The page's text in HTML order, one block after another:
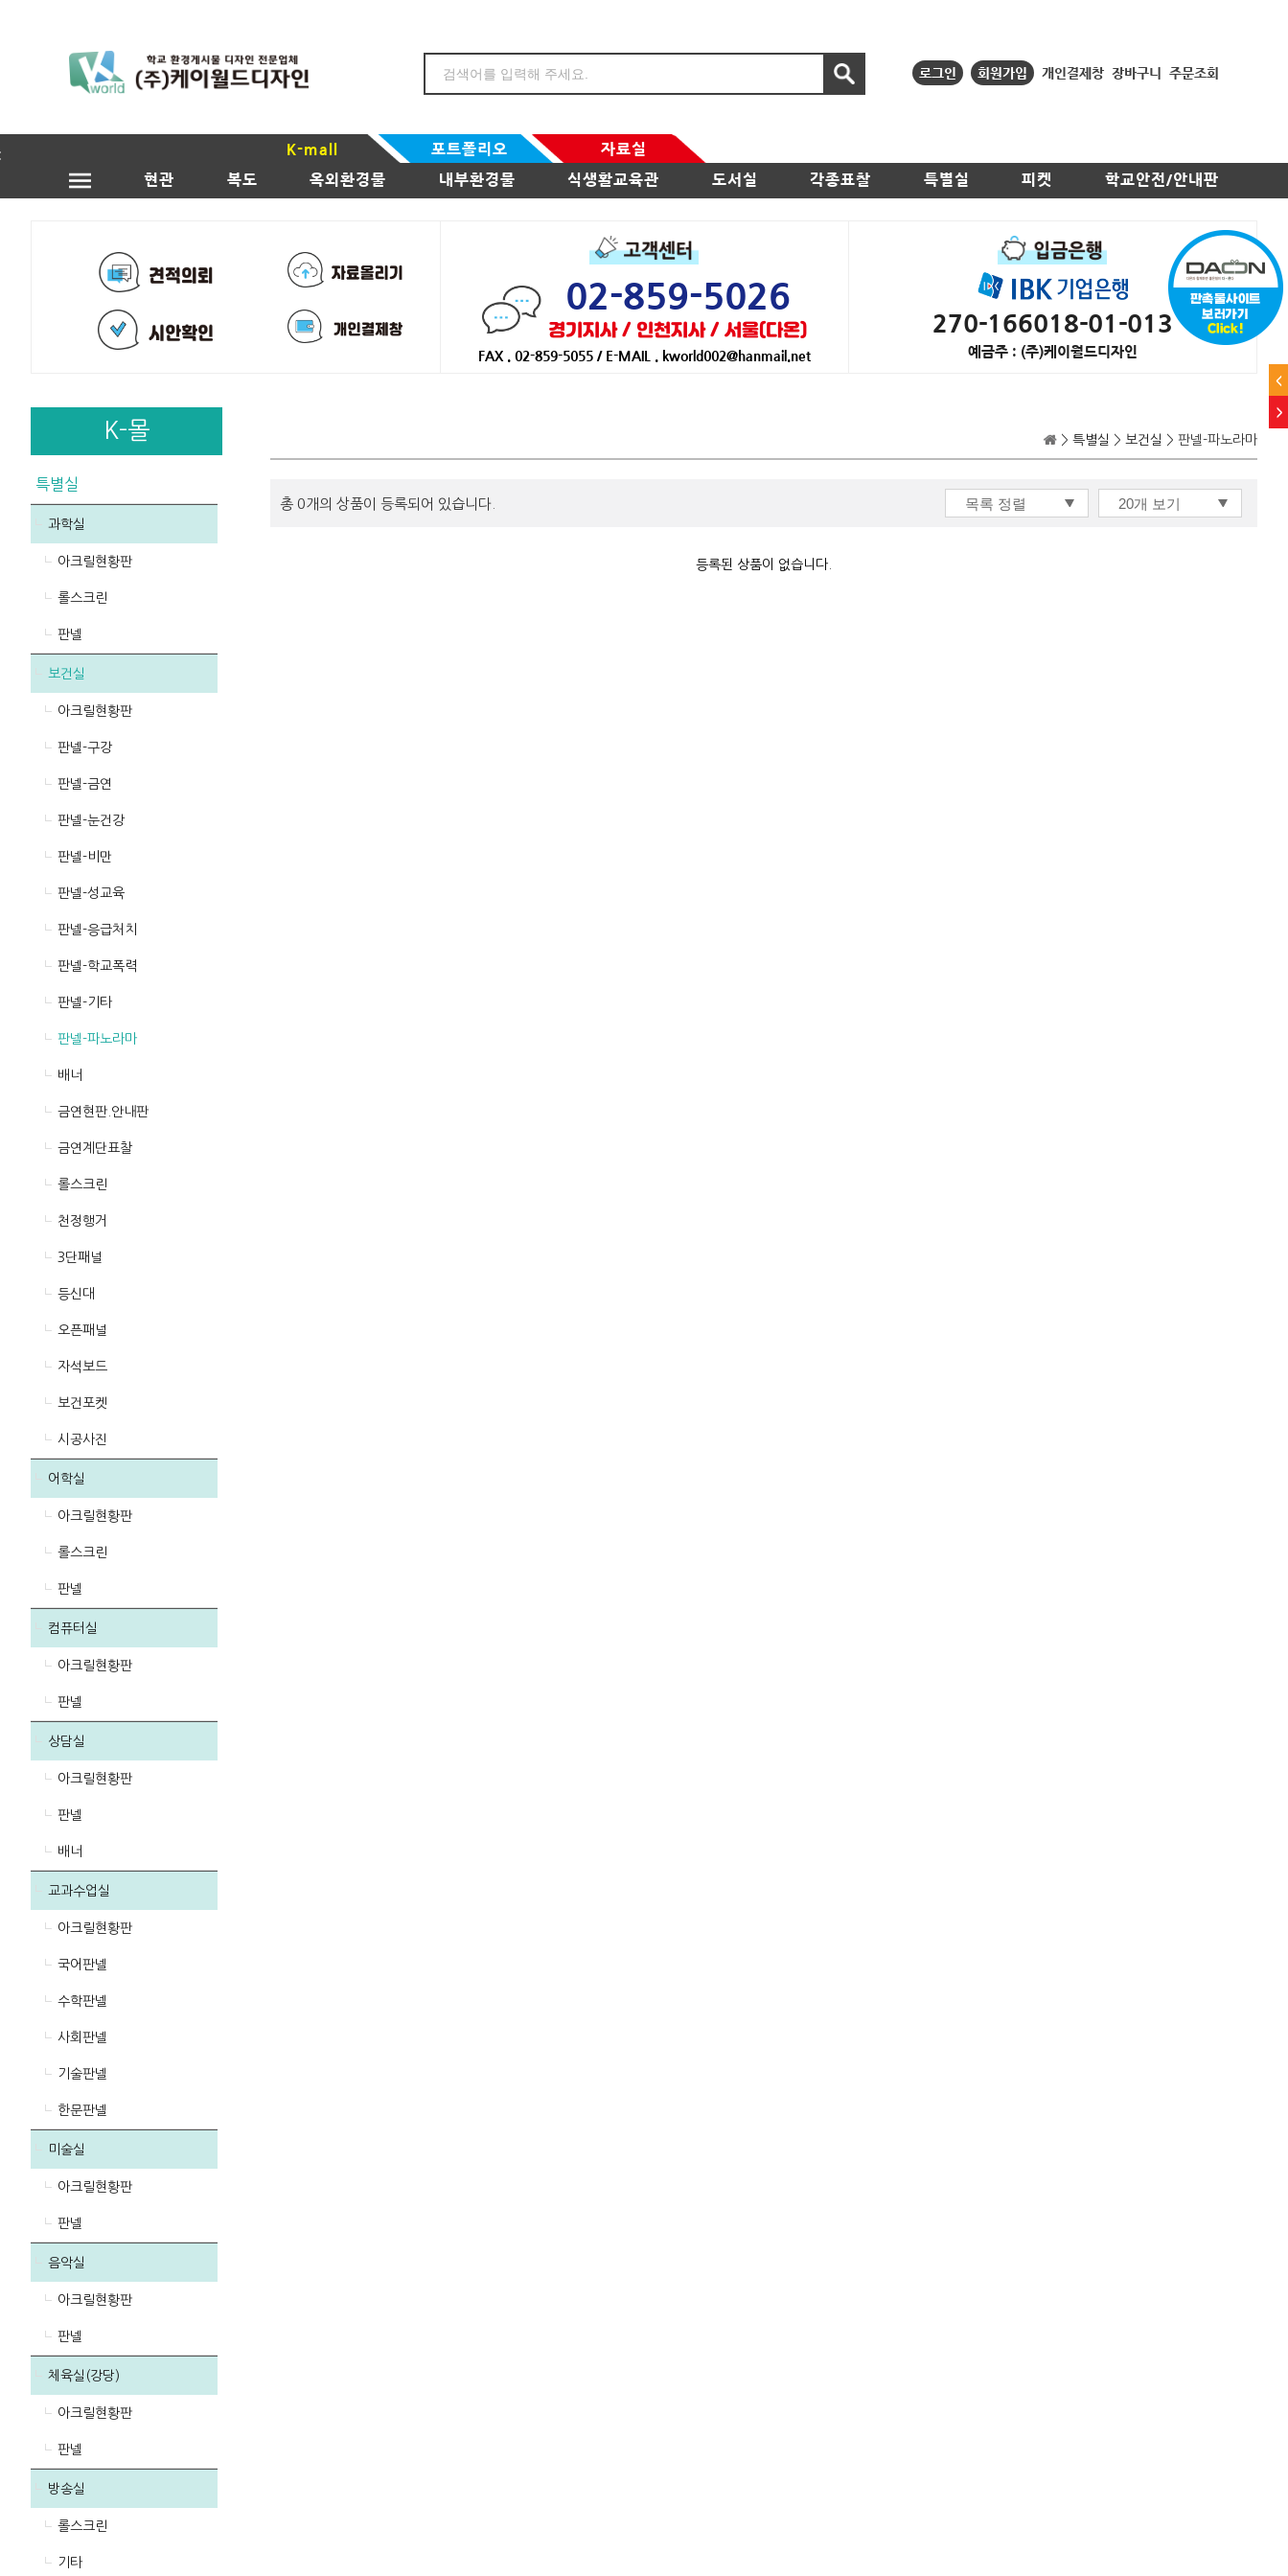
로그인 회원가입 개인결제창 장바구니 주문조회
K-mall 포트폴리오
자료실
현관
복도 옥외환경물 내부환경물 식생활교육관 도서실 각종표찰 특별실 피켓 학교안전/안내판
02-859-5026
경기지사 / 인천지사 / 서울(다온)
FAX . 02-859-5055 / E-MAIL . kworld002@hanmail.net
270-166018-01-013
예금주 : (주)케이월드디자인
K-몰
특별실
과학실
아크릴현황판
롤스크린
판넬
보건실
아크릴현황판
판넬-구강
판넬-금연
판넬-눈건강
판넬-비만
판넬-성교육
판넬-응급처치
판넬-학교폭력
판넬-기타
판넬-파노라마
배너
금연현판.안내판
금연계단표찰
롤스크린
천정행거
3단패널
등신대
오픈패널
자석보드
보건포켓
시공사진
어학실
아크릴현황판
롤스크린
판넬
컴퓨터실
아크릴현황판
판넬
상담실
아크릴현황판
판넬
배너
교과수업실
아크릴현황판
국어판넬
수학판넬
사회판넬
기술판넬
한문판넬
미술실
아크릴현황판
판넬
음악실
아크릴현황판
판넬
체육실(강당)
아크릴현황판
판넬
방송실
롤스크린
기타
> 특별실 > 보건실 > 판넬-파노라마
총 0개의 상품이 등록되어 있습니다.
등록된 상품이 없습니다.
<
>